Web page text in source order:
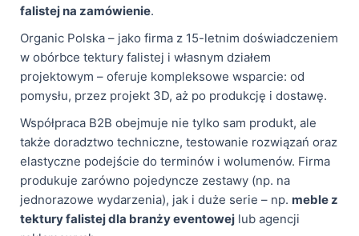
falistej na zamówienie.
Organic Polska – jako firma z 15-letnim doświadczeniem
w obórbce tektury falistej i własnym działem
projektowym – oferuje kompleksowe wsparcie: od
pomysłu, przez projekt 3D, aż po produkcję i dostawę.
Współpraca B2B obejmuje nie tylko sam produkt, ale
także doradztwo techniczne, testowanie rozwiązań oraz
elastyczne podejście do terminów i wolumenów. Firma
produkuje zarówno pojedyncze zestawy (np. na
jednorazowe wydarzenia), jak i duże serie – np. meble z
tektury falistej dla branży eventowej lub agencji